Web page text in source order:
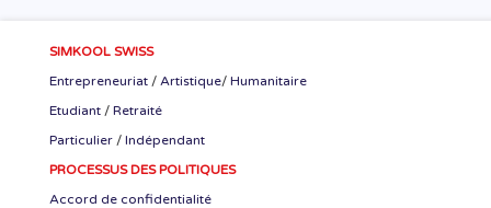
SIMKOOL SWISS
Entrepreneuriat / Artistique/ Humanitaire
Etudiant / Retraité
Particulier / Indépendant
PROCESSUS DES POLITIQUES
Accord de confidentialité